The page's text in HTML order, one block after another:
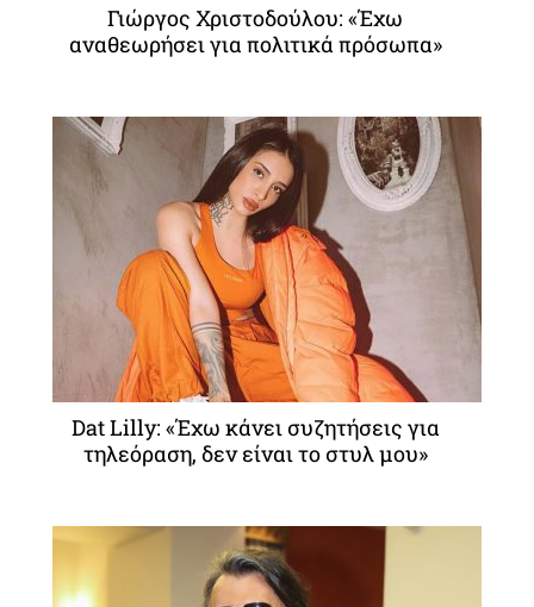
Γιώργος Χριστοδούλου: «Έχω
αναθεωρήσει για πολιτικά πρόσωπα»
Dat Lilly: «Έχω κάνει συζητήσεις για
τηλεόραση, δεν είναι το στυλ μου»